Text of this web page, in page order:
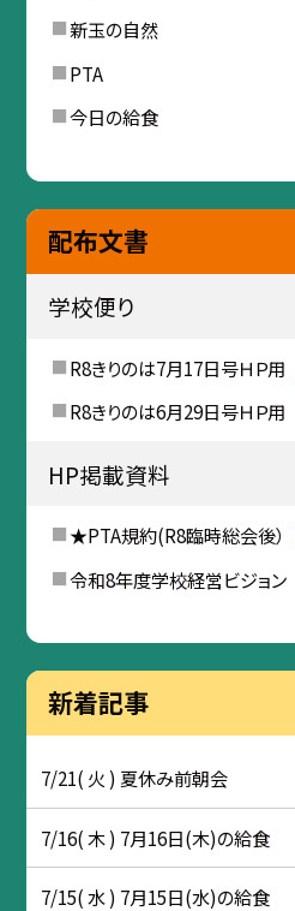
新玉の自然
PTA
今日の給食
配布文書
学校便り
R8きりのは7月17日号ＨＰ用
R8きりのは6月29日号ＨＰ用
HP掲載資料
★PTA規約(R8臨時総会後）
令和8年度学校経営ビジョン
新着記事
7/21( 火 ) 夏休み前朝会
7/16( 木 ) 7月16日(木)の給食
7/15( 水 ) 7月15日(水)の給食